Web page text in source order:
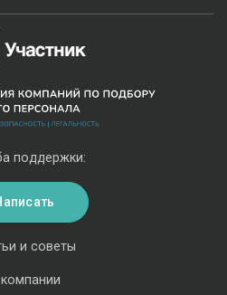
и советы
поддержки: